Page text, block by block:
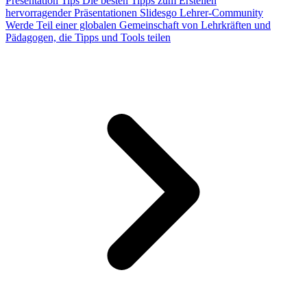
hervorragender Präsentationen Slidesgo Lehrer-Community
Werde Teil einer globalen Gemeinschaft von Lehrkräften und
Pädagogen, die Tipps und Tools teilen